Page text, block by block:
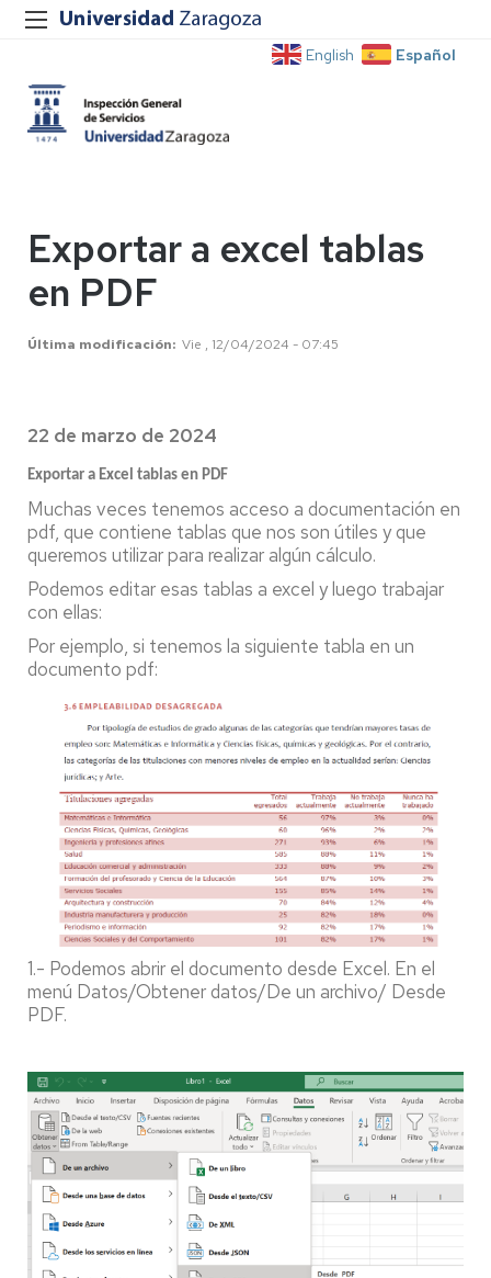
English Español
Exportar a excel tablas
en PDF
Última modificación Vie , 12/04/2024 - 07:45
22 de marzo de 2024
Exportar a Excel tablas en PDF
Muchas veces tenemos acceso a documentación en
pdf, que contiene tablas que nos son útiles y que
queremos utilizar para realizar algún cálculo.
Podemos editar esas tablas a excel y luego trabajar
con ellas:
Por ejemplo, si tenemos la siguiente tabla en un
documento pdf:
1.- Podemos abrir el documento desde Excel. En el
menú Datos/Obtener datos/De un archivo/ Desde
PDF.